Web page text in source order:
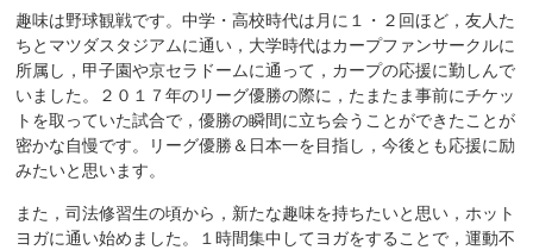
趣味は野球観戦です。中学・高校時代は月に１・２回ほど，友人た
ちとマツダスタジアムに通い，大学時代はカープファンサークルに
所属し，甲子園や京セラドームに通って，カープの応援に勤しんで
いました。２０１７年のリーグ優勝の際に，たまたま事前にチケッ
トを取っていた試合で，優勝の瞬間に立ち会うことができたことが
密かな自慢です。リーグ優勝＆日本一を目指し，今後とも応援に励
みたいと思います。
また，司法修習生の頃から，新たな趣味を持ちたいと思い，ホット
ヨガに通い始めました。１時間集中してヨガをすることで，運動不